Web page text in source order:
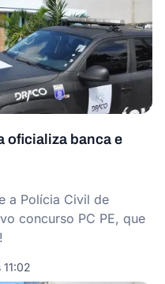
oficializa banca e
a Polícia Civil de
concurso PC PE, que